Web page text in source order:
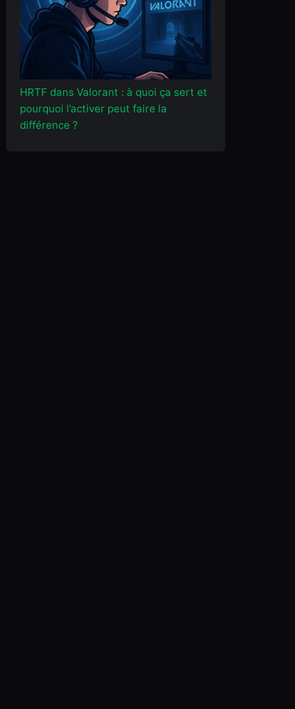
HRTF dans Valorant : à quoi ça sert et
pourquoi l’activer peut faire la
différence ?